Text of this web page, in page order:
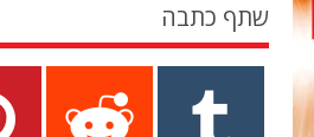
שתף כתבה